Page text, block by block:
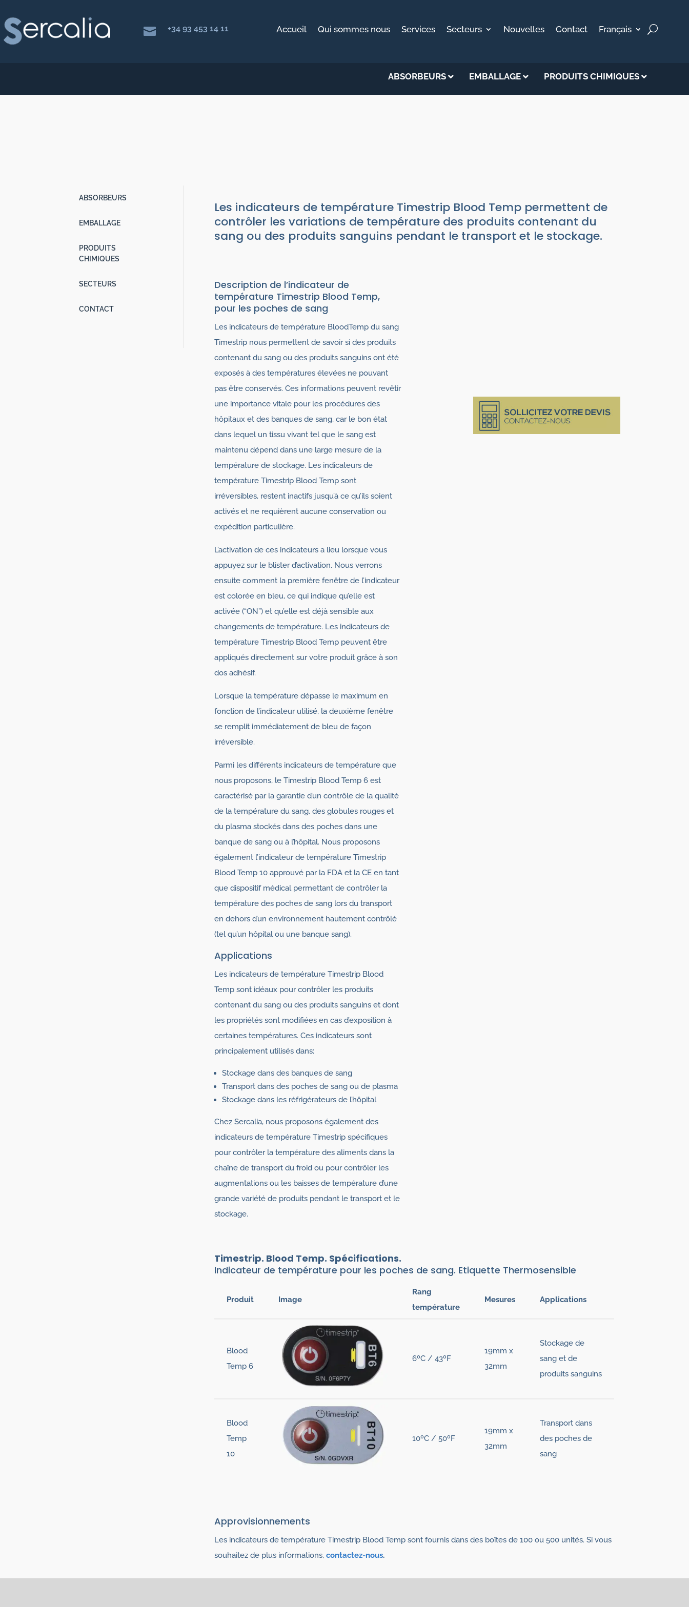
 +34 93 453 14 11 Accueil Qui sommes nous Services Secteurs Nouvelles Contact Français
ABSORBEURS EMBALLAGE PRODUITS CHIMIQUES
ABSORBEURS
EMBALLAGE
PRODUITS
CHIMIQUES
SECTEURS
CONTACT
Les indicateurs de température Timestrip Blood Temp permettent de
contrôler les variations de température des produits contenant du
sang ou des produits sanguins pendant le transport et le stockage.
Description de l’indicateur de
température Timestrip Blood Temp,
pour les poches de sang
Les indicateurs de température BloodTemp du sang
Timestrip nous permettent de savoir si des produits
contenant du sang ou des produits sanguins ont été
exposés à des températures élevées ne pouvant
pas être conservés. Ces informations peuvent revêtir
une importance vitale pour les procédures des
hôpitaux et des banques de sang, car le bon état
dans lequel un tissu vivant tel que le sang est
maintenu dépend dans une large mesure de la
température de stockage. Les indicateurs de
température Timestrip Blood Temp sont
irréversibles, restent inactifs jusqu’à ce qu’ils soient
activés et ne requièrent aucune conservation ou
expédition particulière.
L’activation de ces indicateurs a lieu lorsque vous
appuyez sur le blister d’activation. Nous verrons
ensuite comment la première fenêtre de l’indicateur
est colorée en bleu, ce qui indique qu’elle est
activée (“ON”) et qu’elle est déjà sensible aux
changements de température. Les indicateurs de
température Timestrip Blood Temp peuvent être
appliqués directement sur votre produit grâce à son
dos adhésif.
Lorsque la température dépasse le maximum en
fonction de l’indicateur utilisé, la deuxième fenêtre
se remplit immédiatement de bleu de façon
irréversible.
Parmi les différents indicateurs de température que
nous proposons, le Timestrip Blood Temp 6 est
caractérisé par la garantie d’un contrôle de la qualité
de la température du sang, des globules rouges et
du plasma stockés dans des poches dans une
banque de sang ou à l’hôpital. Nous proposons
également l’indicateur de température Timestrip
Blood Temp 10 approuvé par la FDA et la CE en tant
que dispositif médical permettant de contrôler la
température des poches de sang lors du transport
en dehors d’un environnement hautement contrôlé
(tel qu’un hôpital ou une banque sang).
Applications
Les indicateurs de température Timestrip Blood
Temp sont idéaux pour contrôler les produits
contenant du sang ou des produits sanguins et dont
les propriétés sont modifiées en cas d’exposition à
certaines températures. Ces indicateurs sont
principalement utilisés dans:
Stockage dans des banques de sang
Transport dans des poches de sang ou de plasma
Stockage dans les réfrigérateurs de l’hôpital
Chez Sercalia, nous proposons également des
indicateurs de température Timestrip spécifiques
pour contrôler la température des aliments dans la
chaîne de transport du froid ou pour contrôler les
augmentations ou les baisses de température d’une
grande variété de produits pendant le transport et le
stockage.
Timestrip. Blood Temp. Spécifications.
Indicateur de température pour les poches de sang. Etiquette Thermosensible
Produit Image
Rang
température
Mesures Applications
Blood
Temp 6
6ºC / 43ºF
19mm x
32mm
Stockage de
sang et de
produits sanguins
Blood
Temp
10
10ºC / 50ºF
19mm x
32mm
Transport dans
des poches de
sang
Approvisionnements
Les indicateurs de température Timestrip Blood Temp sont fournis dans des boîtes de 100 ou 500 unités. Si vous
souhaitez de plus informations, contactez-nous.